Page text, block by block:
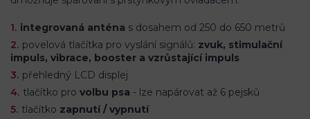
integrovaná anténa s dosahem od 250 do 650 metrů
povelová tlačítka pro vyslání signálů: zvuk, stimulační
impuls, vibrace, booster a vzrůstající impuls
přehledný LCD displej
tlačítko pro volbu psa - lze napárovat až 6 pejsků
tlačítko zapnutí / vypnutí